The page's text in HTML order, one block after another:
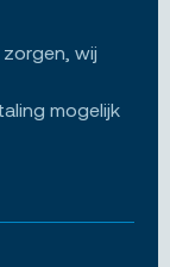
wij
mogelijk